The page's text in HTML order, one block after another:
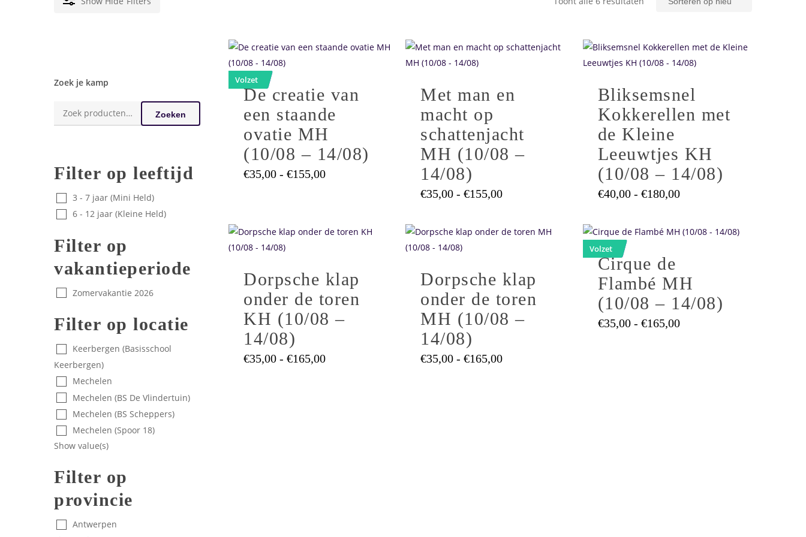
nieuwste
Zoek je kamp
Zoeken
naar:
Zoeken
Filter op leeftijd
3 - 7 jaar (Mini Held)
6 - 12 jaar (Kleine Held)
Filter op
vakantieperiode
Zomervakantie 2026
Filter op locatie
Keerbergen (Basisschool
Keerbergen)
Mechelen
Mechelen (BS De Vlindertuin)
Mechelen (BS Scheppers)
Mechelen (Spoor 18)
Show value(s)
Filter op
provincie
Antwerpen
Volzet
Dit
product
heeft
meerdere
variaties.
optie
kan
gekozen
productpagina
De creatie van
een staande
ovatie MH
(10/08 – 14/08)
€35,00 - €155,00Prijsklasse:
Dit
product
meerdere
variaties.
optie
kan
gekozen
worden
productpagina
Met man en
macht op
schattenjacht
MH (10/08 –
14/08)
€35,00 - €155,00Prijsklasse:
€155,00
Dit
product
meerdere
variaties.
Deze
optie
kan
gekozen
worden
productpagina
Bliksemsnel
Kokkerellen met
de Kleine
Leeuwtjes KH
(10/08 – 14/08)
€40,00 - €180,00Prijsklasse:
€180,00
Dit
product
meerdere
variaties.
Deze
optie
kan
gekozen
Dorpsche klap
onder de toren
KH (10/08 –
14/08)
€35,00 - €165,00Prijsklasse:
Dit
product
meerdere
variaties.
Deze
optie
kan
gekozen
Dorpsche klap
onder de toren
MH (10/08 –
14/08)
€35,00 - €165,00Prijsklasse:
Volzet
product
heeft
meerdere
variaties.
Deze
optie
kan
Cirque de
Flambé MH
(10/08 – 14/08)
€35,00 - €165,00Prijsklasse: